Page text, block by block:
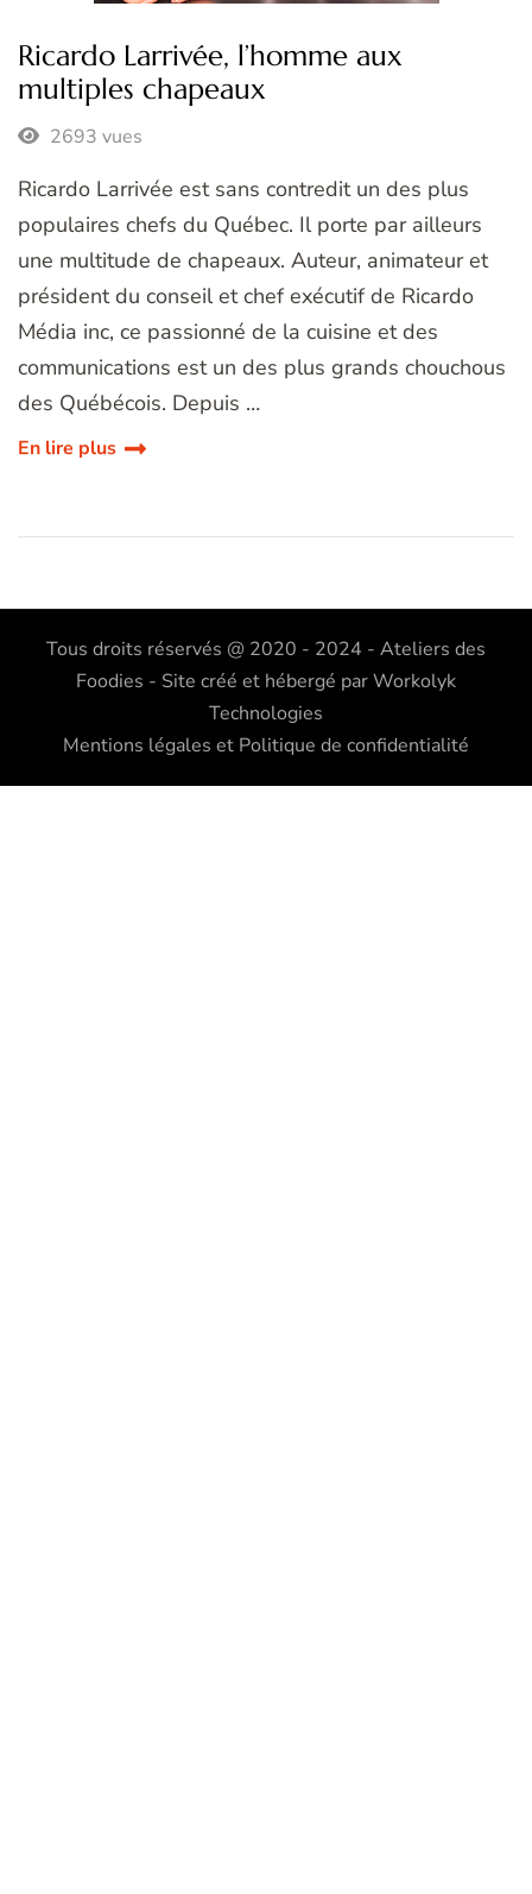
Ricardo Larrivée, l’homme aux
multiples chapeaux
2693 vues
Ricardo Larrivée est sans contredit un des plus
populaires chefs du Québec. Il porte par ailleurs
une multitude de chapeaux. Auteur, animateur et
président du conseil et chef exécutif de Ricardo
Média inc, ce passionné de la cuisine et des
communications est un des plus grands chouchous
des Québécois. Depuis …
En lire plus
Tous droits réservés @ 2020 - 2024 - Ateliers des
Foodies - Site créé et hébergé parWorkolyk
Technologies
Mentions légales et Politique de confidentialité